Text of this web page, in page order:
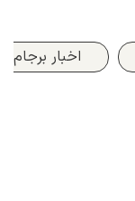
اخبار برجام